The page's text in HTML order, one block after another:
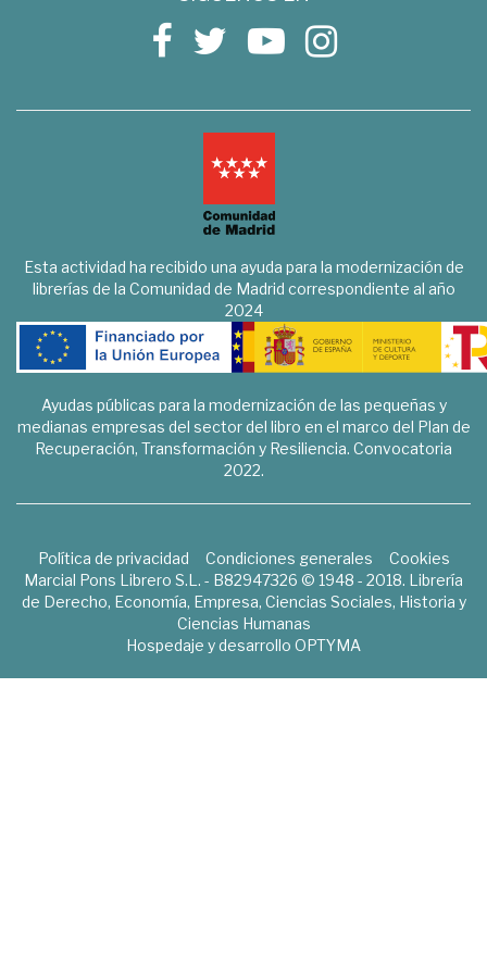
Esta actividad ha recibido una ayuda para la modernización de
librerías de la Comunidad de Madrid correspondiente al año
2024
Ayudas públicas para la modernización de las pequeñas y
medianas empresas del sector del libro en el marco del Plan de
Recuperación, Transformación y Resiliencia. Convocatoria
2022.
Política de privacidad Condiciones generales
Cookies
Marcial Pons Librero S.L. - B82947326 © 1948 - 2018. Librería
de Derecho, Economía, Empresa, Ciencias Sociales, Historia y
Ciencias Humanas
Hospedaje y desarrollo OPTYMA